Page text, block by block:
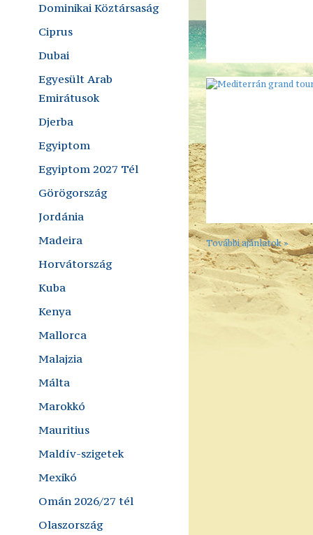
Dominikai Köztársaság
Ciprus
Dubai
Egyesült Arab
Emirátusok
Djerba
Egyiptom
Egyiptom 2027 Tél
Görögország
Jordánia
Madeira
Horvátország
Kuba
Kenya
Mallorca
Malajzia
Málta
Marokkó
Mauritius
Maldív-szigetek
Mexikó
Omán 2026/27 tél
Olaszország
További ajánlatok »